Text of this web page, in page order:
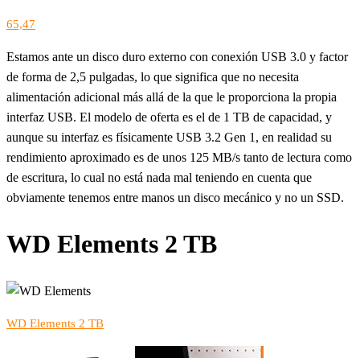
65,47
Estamos ante un disco duro externo con conexión USB 3.0 y factor
de forma de 2,5 pulgadas, lo que significa que no necesita
alimentación adicional más allá de la que le proporciona la propia
interfaz USB. El modelo de oferta es el de 1 TB de capacidad, y
aunque su interfaz es físicamente USB 3.2 Gen 1, en realidad su
rendimiento aproximado es de unos 125 MB/s tanto de lectura como
de escritura, lo cual no está nada mal teniendo en cuenta que
obviamente tenemos entre manos un disco mecánico y no un SSD.
WD Elements 2 TB
WD Elements 2 TB